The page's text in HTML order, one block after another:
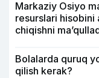
Markaziy Osiyo
resurslari
chiqishni
Bolalarda quruq
qilish kerak?